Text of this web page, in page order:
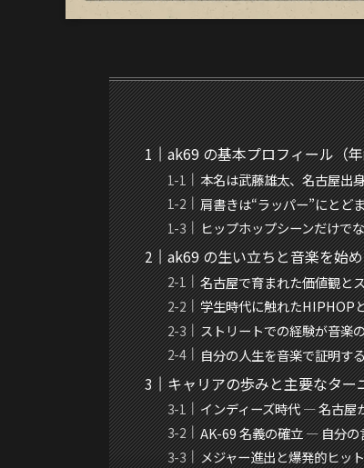
ak69 の基本プロフィール（
本名は武藤雄太、名古屋出
肩書きは“ラッパー”にとど
ヒップホップシーンだけで
ak69 の生い立ちと音楽を始
名古屋で育まれた価値観と
学生時代に触れたHIPHOP
ストリートでの経験が音楽
自分の人生を音楽で証明す
キャリアの歩みと主要なター
インディーズ時代 ― 名古屋
AK-69 名義の確立 ― 自分の
メジャー進出と爆発的ヒッ